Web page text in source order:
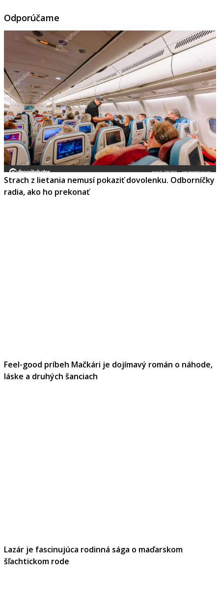
Odporúčame
Strach z lietania nemusí pokaziť dovolenku. Odborníčky
radia, ako ho prekonať
Feel-good príbeh Mačkári je dojímavý román o náhode,
láske a druhých šanciach
Lazár je fascinujúca rodinná sága o maďarskom
šľachtickom rode